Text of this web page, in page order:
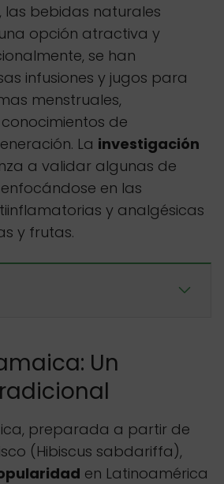
las bebidas naturales
opción atractiva y
se han
infusiones y jugos para
menstruales,
de
La investigación
a validar algunas de
en las
y analgésicas
y frutas.
Un
preparada a partir de
(Hibiscus sabdariffa),
en Latinoamérica